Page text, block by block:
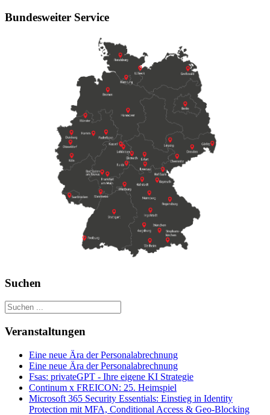
Bundesweiter Service
Suchen
Veranstaltungen
Eine neue Ära der Personalabrechnung
Eine neue Ära der Personalabrechnung
Fsas: privateGPT - Ihre eigene KI Strategie
Continum x FREICON: 25. Heimspiel
Microsoft 365 Security Essentials: Einstieg in Identity
Protection mit MFA, Conditional Access & Geo‑Blocking